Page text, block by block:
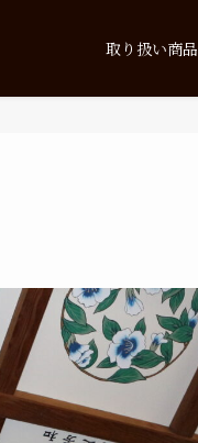
取り扱い商品